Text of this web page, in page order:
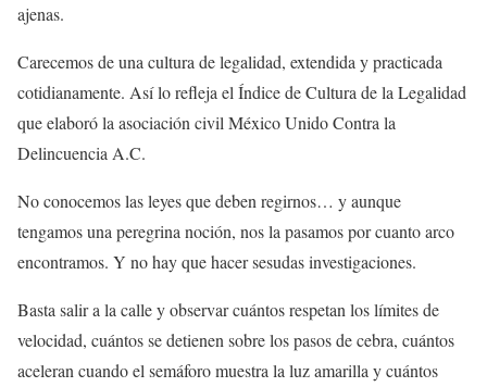
ajenas.
Carecemos de una cultura de legalidad, extendida y practicada
cotidianamente. Así lo refleja el Índice de Cultura de la Legalidad
que elaboró la asociación civil México Unido Contra la
Delincuencia A.C.
No conocemos las leyes que deben regirnos… y aunque
tengamos una peregrina noción, nos la pasamos por cuanto arco
encontramos. Y no hay que hacer sesudas investigaciones.
Basta salir a la calle y observar cuántos respetan los límites de
velocidad, cuántos se detienen sobre los pasos de cebra, cuántos
aceleran cuando el semáforo muestra la luz amarilla y cuántos